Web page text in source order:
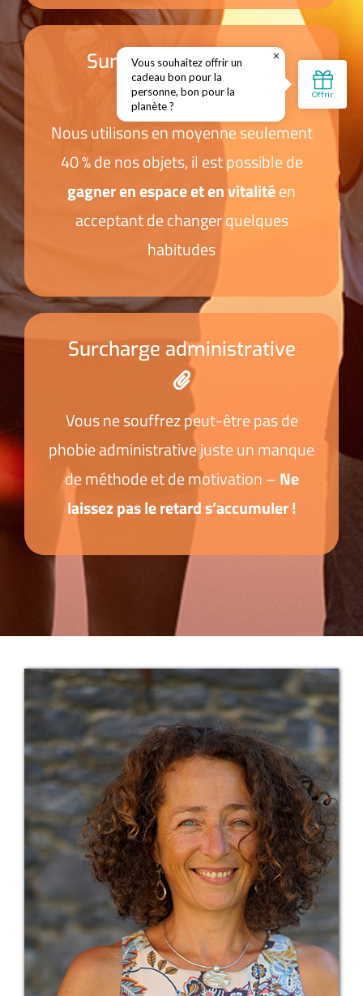
Surcharge matérielle
Nous utilisons en moyenne seulement
40 % de nos objets, il est possible de
gagner en espace et en vitalitéen
acceptant de changer quelques
habitudes
Surcharge administrative
Vous ne souffrez peut-être pas de
phobie administrative juste un manque
de méthode et de motivation –Ne
laissez pas le retard s’accumuler !